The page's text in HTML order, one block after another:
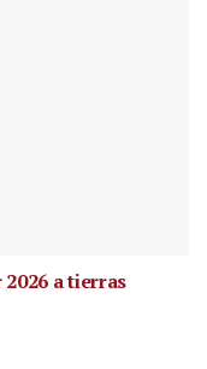
a tierras